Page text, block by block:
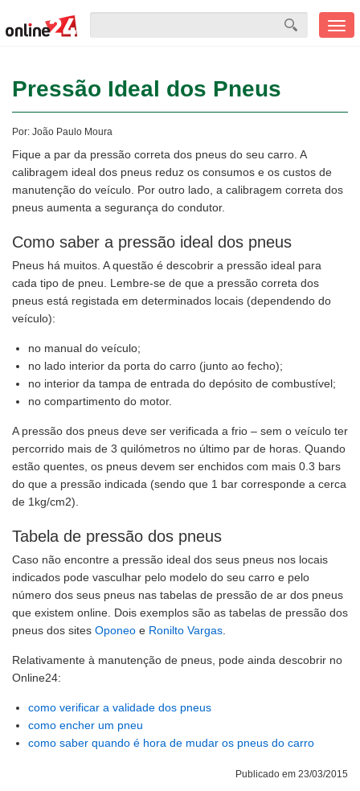
Pressão Ideal dos Pneus
Por: João Paulo Moura
Fique a par da pressão correta dos pneus do seu carro. A
calibragem ideal dos pneus reduz os consumos e os custos de
manutenção do veículo. Por outro lado, a calibragem correta dos
pneus aumenta a segurança do condutor.
Como saber a pressão ideal dos pneus
Pneus há muitos. A questão é descobrir a pressão ideal para
cada tipo de pneu. Lembre-se de que a pressão correta dos
pneus está registada em determinados locais (dependendo do
veículo):
no manual do veículo;
no lado interior da porta do carro (junto ao fecho);
no interior da tampa de entrada do depósito de combustível;
no compartimento do motor.
A pressão dos pneus deve ser verificada a frio – sem o veículo ter
percorrido mais de 3 quilómetros no último par de horas. Quando
estão quentes, os pneus devem ser enchidos com mais 0.3 bars
do que a pressão indicada (sendo que 1 bar corresponde a cerca
de 1kg/cm2).
Tabela de pressão dos pneus
Caso não encontre a pressão ideal dos seus pneus nos locais
indicados pode vasculhar pelo modelo do seu carro e pelo
número dos seus pneus nas tabelas de pressão de ar dos pneus
que existem online. Dois exemplos são as tabelas de pressão dos
pneus dos sites Oponeo e Ronilto Vargas
Relativamente à manutenção de pneus, pode ainda descobrir no
Online24:
como verificar a validade dos pneus
como encher um pneu
como saber quando é hora de mudar os pneus do carro
Publicado em 23/03/2015